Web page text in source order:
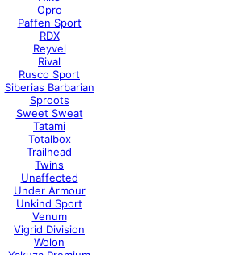
Opro
Paffen Sport
RDX
Reyvel
Rival
Rusco Sport
Siberias Barbarian
Sproots
Sweet Sweat
Tatami
Totalbox
Trailhead
Twins
Unaffected
Under Armour
Unkind Sport
Venum
Vigrid Division
Wolon